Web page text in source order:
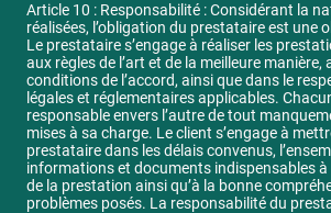
Article 10 : Responsabilité : Considérant la
réalisées, l’obligation du prestataire est une
Le prestataire s’engage à réaliser les
aux règles de l’art et de la meilleure manière,
conditions de l’accord, ainsi que dans le
légales et réglementaires applicables.
responsable envers l’autre de tout
mises à sa charge. Le client s’engage à
prestataire dans les délais convenus,
informations et documents indispensables
de la prestation ainsi qu’à la bonne
problèmes posés. La responsabilité du